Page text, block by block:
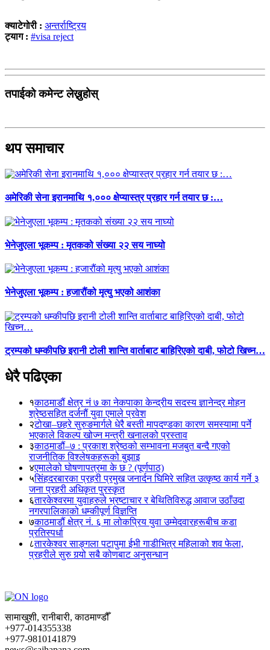
क्याटेगोरी : अन्तर्राष्ट्रिय
ट्याग : #visa reject
तपाईको कमेन्ट लेख्नुहोस्
थप समाचार
अमेरिकी सेना इरानमाथि १,००० क्षेप्यास्त्र प्रहार गर्न तयार छ :…
भेनेजुएला भूकम्प : मृतकको संख्या २२ सय नाघ्यो
भेनेजुएला भूकम्प : हजारौंको मृत्यु भएको आशंका
ट्रम्पको धम्कीपछि इरानी टोली शान्ति वार्ताबाट बाहिरिएको दाबी, फोटो खिच्न…
धेरै पढिएका
१काठमाडौं क्षेत्र नं ७ का नेकपाका केन्द्रीय सदस्य ज्ञानेन्द्र मोहन
श्रेष्ठसहित दर्जनौं युवा एमाले प्रवेश
२टोखा–छहरे सुरुङमार्गले धेरै बस्ती मापदण्डका कारण समस्यामा पर्ने
भएकाले विकल्प खोज्न मन्त्री खनालको प्रस्ताव
३काठमाडौं–७ : प्रकाश श्रेष्ठको सम्भावना मजबुत बन्दै गएको
राजनीतिक विश्लेषकहरूको बुझाइ
४एमालेको घोषणापत्रमा के छ ? (पूर्णपाठ)
५सिंहदरबारका प्रहरी प्रमुख जनार्दन घिमिरे सहित उत्कृष्ठ कार्य गर्ने ३
जना प्रहरी अधिकृत पुरस्कृत
६तारकेश्वरमा युवाहरुले भ्रष्टाचार र बेथितिविरुद्ध आवाज उठाँउदा
नगरपालिकाको धम्कीपूर्ण विज्ञप्ति
७काठमाडौं क्षेत्र नं. ६ मा लोकप्रिय युवा उम्मेदवारहरूबीच कडा
प्रतिस्पर्धा
८तारकेश्वर साङ्गला पटापुमा ईभी गाडीभित्र महिलाको शव फेला,
प्रहरीले सुरु गर्‍यो सबै कोणबाट अनुसन्धान
सामाखुशी, रानीबारी, काठमाण्डौँ
+977-014355338
+977-9810141879